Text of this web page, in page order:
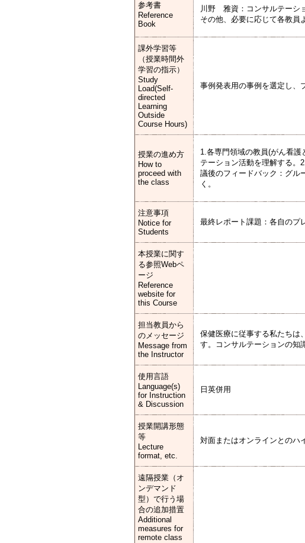
参考書
Reference
Book
川野 雅資：コンサルテーシ
その他、必要に応じて各教員
課外学習等
（授業時間外
学習の指示）
Study
Load(Self-
directed
Learning
Outside
Course Hours)
事例発表用の事例を選定し、
授業の進め方
How to
proceed with
the class
1.各専門領域の教員(がん看
テーション活動を理解する。
議後のフィードバック：グル
く。
注意事項
Notice for
Students
最終レポート課題：各自のプ
本授業に関す
る参照Webペ
ージ
Reference
website for
this Course
担当教員から
のメッセージ
Message from
the Instructor
保健医療に従事する私たちは
す。コンサルテーションの知
使用言語
Language(s)
for Instruction
& Discussion
日英併用
授業開講形態
等
Lecture
format, etc.
対面またはオンラインとのハ
遠隔授業（オ
ンデマンド
型）で行う場
合の追加措置
Additional
measures for
remote class